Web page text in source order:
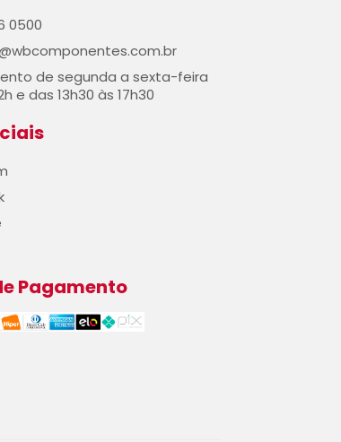
0500
de segunda a sexta-feira
e das 13h30 às 17h30
Pagamento